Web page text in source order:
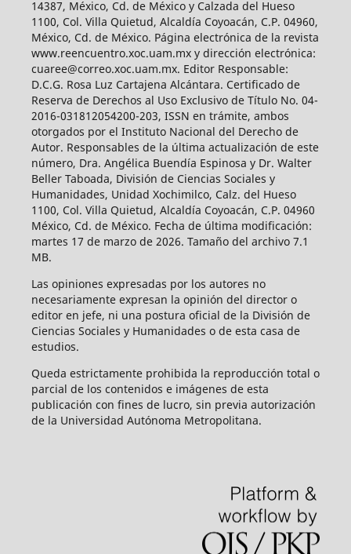
14387, México, Cd. de México y Calzada del Hueso
1100, Col. Villa Quietud, Alcaldía Coyoacán, C.P. 04960,
México, Cd. de México. Página electrónica de la revista
www.reencuentro.xoc.uam.mx y dirección electrónica:
cuaree@correo.xoc.uam.mx. Editor Responsable:
D.C.G. Rosa Luz Cartajena Alcántara. Certificado de
Reserva de Derechos al Uso Exclusivo de Título No. 04-
2016-031812054200-203, ISSN en trámite, ambos
otorgados por el Instituto Nacional del Derecho de
Autor. Responsables de la última actualización de este
número, Dra. Angélica Buendía Espinosa y Dr. Walter
Beller Taboada, División de Ciencias Sociales y
Humanidades, Unidad Xochimilco, Calz. del Hueso
1100, Col. Villa Quietud, Alcaldía Coyoacán, C.P. 04960
México, Cd. de México. Fecha de última modificación:
martes 17 de marzo de 2026. Tamaño del archivo 7.1
MB.
Las opiniones expresadas por los autores no
necesariamente expresan la opinión del director o
editor en jefe, ni una postura oficial de la División de
Ciencias Sociales y Humanidades o de esta casa de
estudios.
Queda estrictamente prohibida la reproducción total o
parcial de los contenidos e imágenes de esta
publicación con fines de lucro, sin previa autorización
de la Universidad Autónoma Metropolitana.